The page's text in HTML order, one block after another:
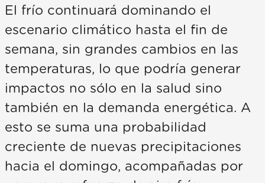
El frío continuará dominando el
escenario climático hasta el fin de
semana, sin grandes cambios en las
temperaturas, lo que podría generar
impactos no sólo en la salud sino
también en la demanda energética. A
esto se suma una probabilidad
creciente de nuevas precipitaciones
hacia el domingo, acompañadas por